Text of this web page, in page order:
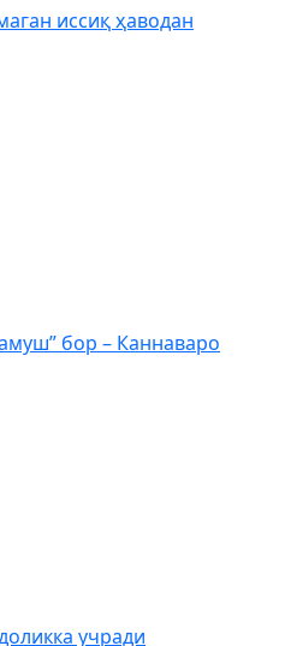
иссиқ ҳаводан
бор – Каннаваро
учради